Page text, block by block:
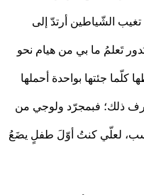
أرتدّ إلى
ما بي من هيام نحو
جئتها بواحدة أحملها
فبمجرّد ولوجي من
لعلّي كنتُ أوّلَ طفلٍ يضَعُ